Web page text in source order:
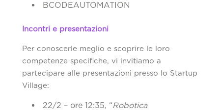
BCODEAUTOMATION
Incontri e presentazioni
Per conoscerle meglio e scoprire le loro
competenze specifiche, vi invitiamo a
partecipare alle presentazioni presso lo Startup
Village:
22/2 – ore 12:35, “Robotica